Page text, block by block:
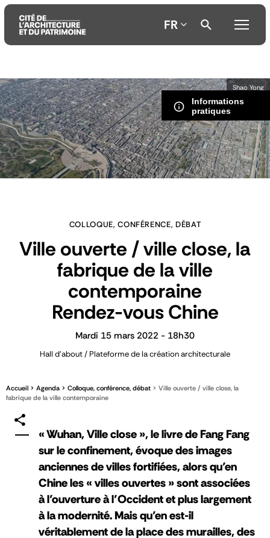
Aller
au
contenu
principal
Aller
au
menu
principal
Aller
à
la
recherche
FR
Informations
pratiques
Shao Yong
COLLOQUE, CONFÉRENCE, DÉBAT
Ville ouverte / ville close, la
fabrique de la ville
contemporaine
Rendez-vous Chine
Mardi 15 mars 2022 - 18h30
Hall d'about / Plateforme de la création architecturale
Accueil Agenda Colloque, conférence, débat
Ville ouverte / ville close, la
fabrique de la ville contemporaine
« Wuhan, Ville close », le livre de Fang Fang
sur le confinement, évoque des images
anciennes de villes fortifiées, alors qu’en
Chine les « villes ouvertes » sont associées
à l’ouverture à l’Occident et plus largement
à la modernité. Mais qu’en est-il
véritablement de la place des murailles, des